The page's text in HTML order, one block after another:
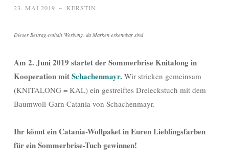
23. MAI 2019 ~ KERSTIN
Dieser Beitrag enthält Werbung, da Marken erkennbar sind
Am 2. Juni 2019 startet der Sommerbrise Knitalong in
Kooperation mitSchachenmayr. Wir stricken gemeinsam
(KNITALONG = KAL) ein gestreiftes Dreieckstuch mit dem
Baumwoll-Garn Catania von Schachenmayr.
Ihr könnt ein Catania-Wollpaket in Euren Lieblingsfarben
für ein Sommerbrise-Tuch gewinnen!